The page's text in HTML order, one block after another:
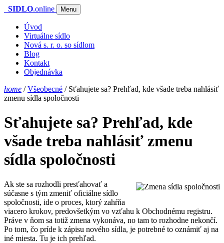
SIDLO.online Menu
Úvod
Virtuálne sídlo
Nová s. r. o. so sídlom
Blog
Kontakt
Objednávka
home /Všeobecné / Sťahujete sa? Prehľad, kde všade treba nahlásiť
zmenu sídla spoločnosti
Sťahujete sa? Prehľad, kde
všade treba nahlásiť zmenu
sídla spoločnosti
Ak ste sa rozhodli presťahovať a
súčasne s tým zmeniť oficiálne sídlo
spoločnosti, ide o proces, ktorý zahŕňa
viacero krokov, predovšetkým vo vzťahu k Obchodnému registru.
Práve v ňom sa totiž zmena vykonáva, no tam to rozhodne nekončí.
Po tom, čo príde k zápisu nového sídla, je potrebné to oznámiť aj na
iné miesta. Tu je ich prehľad.